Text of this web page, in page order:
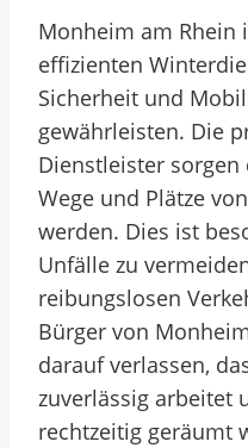
Monheim am Rhein
effizienten
Sicherheit und
gewährleisten. Die
Dienstleister sorgen
Wege und Plätze
werden. Dies ist
Unfälle zu
reibungslosen
Bürger von
darauf verlassen,
zuverlässig arbeitet
rechtzeitig geräumt